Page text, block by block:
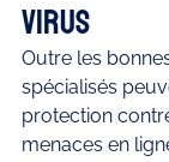
virus
Outre les
spécialisés
protection
menaces en